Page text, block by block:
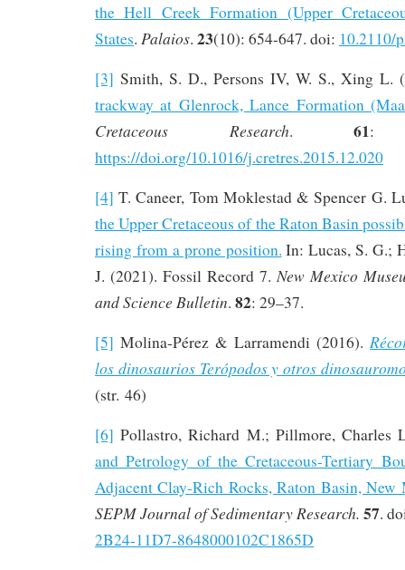
the Hell Creek Formation (Upper
States. Palaios. 23(10): 654-647. doi: 10.2110/
[3] Smith, S. D., Persons IV, W. S., Xing L.
trackway at Glenrock, Lance Formation
Cretaceous Research.61:
https://doi.org/10.1016/j.cretres.2015.12.020
[4] T. Caneer, Tom Moklestad & Spencer G.
the Upper Cretaceous of the Raton Basin
rising from a prone position. In: Lucas, S. G.;
J. (2021). Fossil Record 7. New Mexico
and Science Bulletin. 82: 29–37.
[5] Molina-Pérez & Larramendi (2016).
los dinosaurios Terópodos y otros
(str. 46)
[6] Pollastro, Richard M.; Pillmore, Charles
and Petrology of the Cretaceous-Tertiary
Adjacent Clay-Rich Rocks, Raton Basin, New
SEPM Journal of Sedimentary Research. 57.
2B24-11D7-8648000102C1865D